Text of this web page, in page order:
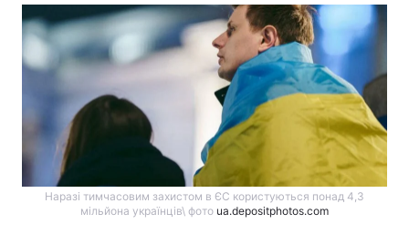
​​​Наразі тимчасовим захистом в ЄС користуються понад 4,3
мільйона українців\ фото ua.depositphotos.com